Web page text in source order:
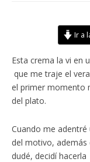
Ir a
Esta crema la vi en
que me traje el
el primer momento
del plato.
Cuando me
del motivo, además
dudé, decidí